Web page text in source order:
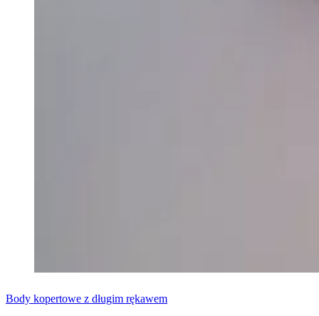
Body kopertowe z długim rękawem